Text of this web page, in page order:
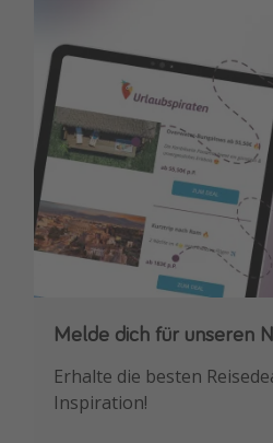
Melde dich für unseren
Erhalte die besten
Inspiration!
Downloade unsere App
Buche die besten
Erstes.